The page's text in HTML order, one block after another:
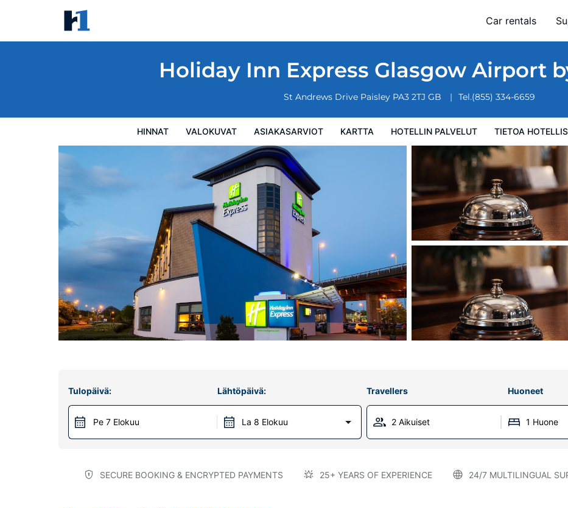
Car rentals
Holiday Inn Express Glasgow Airport
St Andrews Drive Paisley PA3 2TJ GB Tel.(855) 334-6659
HINNAT VALOKUVAT ASIAKASARVIOT KARTTA HOTELLIN PALVELUT TIETOA
Holiday Inn Express Glasgow Airport by IHG
Hinnat
Tulopäivä:
Pe 7 Elokuu
Lähtöpäivä:
La 8 Elokuu
Travellers Huoneet
2 Aikuiset 1 Huone
SECURE BOOKING & ENCRYPTED PAYMENTS 25+ YEARS OF EXPERIENCE 24/7 MULTILINGUAL